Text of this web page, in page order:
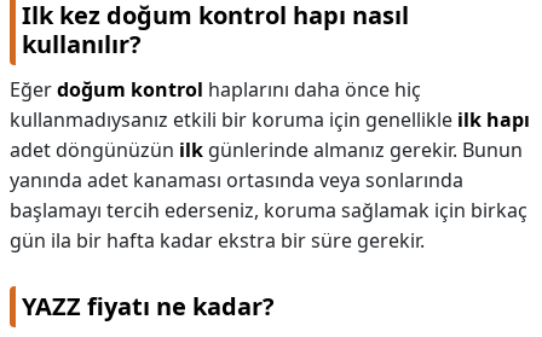
Ilk kez doğum kontrol hapı nasıl
kullanılır?
Eğerdoğum kontrol haplarını daha önce hiç
kullanmadıysanız etkili bir koruma için genellikle ilk hapı
adet döngünüzün ilk günlerinde almanız gerekir. Bunun
yanında adet kanaması ortasında veya sonlarında
başlamayı tercih ederseniz, koruma sağlamak için birkaç
gün ila bir hafta kadar ekstra bir süre gerekir.
YAZZ fiyatı ne kadar?